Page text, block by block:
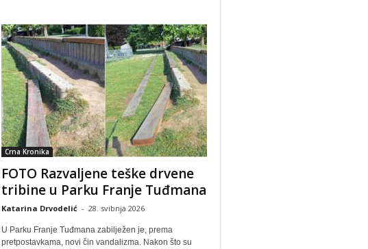
Crna Kronika
FOTO Razvaljene teške drvene
tribine u Parku Franje Tuđmana
Katarina Drvodelić - 28. svibnja 2026
U Parku Franje Tuđmana zabilježen je, prema
pretpostavkama, novi čin vandalizma. Nakon što su